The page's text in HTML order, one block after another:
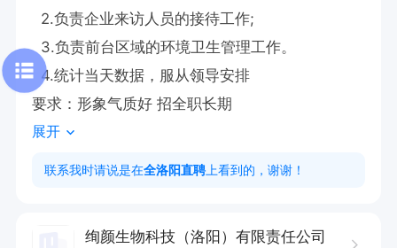
2.负责企业来访人员的接待工作;
3.负责前台区域的环境卫生管理工作。
4.统计当天数据，服从领导安排
要求：形象气质好 招全职长期
展开
联系我时请说是在全洛阳直聘 上看到的，谢谢！
绚颜生物科技（洛阳）有限责任公司